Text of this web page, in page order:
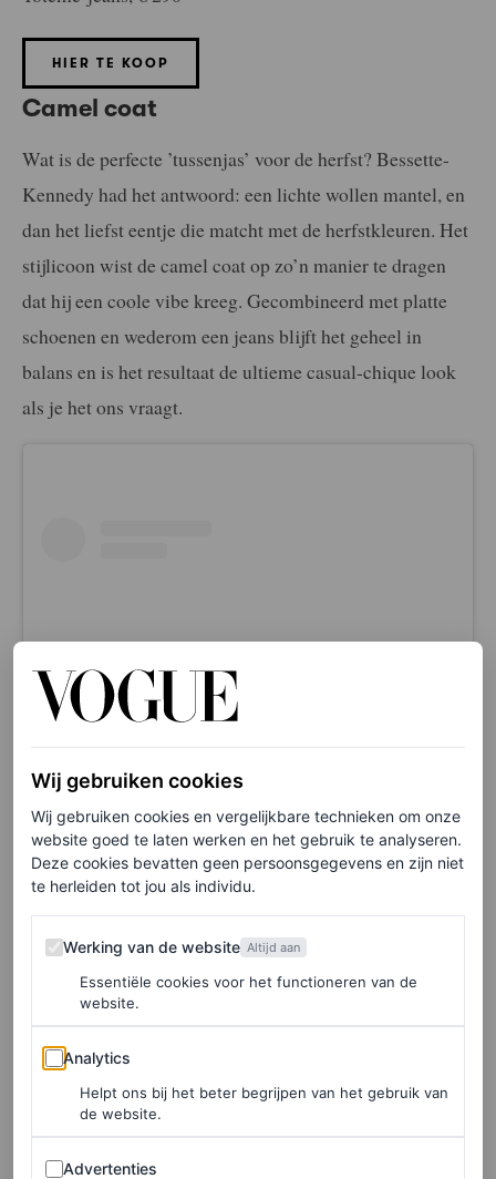
HIER TE KOOP
Camel coat
Wat is de perfecte ’tussenjas’ voor de herfst? Bessette-
Kennedy had het antwoord: een lichte wollen mantel, en
dan het liefst eentje die matcht met de herfstkleuren. Het
stijlicoon wist de camel coat op zo’n manier te dragen
dat hij een coole vibe kreeg. Gecombineerd met platte
schoenen en wederom een jeans blijft het geheel in
balans en is het resultaat de ultieme casual-chique look
als je het ons vraagt.
Dit bericht op Instagram bekijken
Wij gebruiken cookies
Wij gebruiken cookies en vergelijkbare technieken om onze
website goed te laten werken en het gebruik te analyseren.
Deze cookies bevatten geen persoonsgegevens en zijn niet
te herleiden tot jou als individu.
Werking van de website
Werking van de website Altijd aan
Essentiële cookies voor het functioneren van de
website.
Analytics
Analytics
Helpt ons bij het beter begrijpen van het gebruik van
de website.
Advertenties
Advertenties